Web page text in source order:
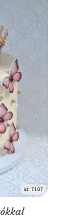
id: 7107